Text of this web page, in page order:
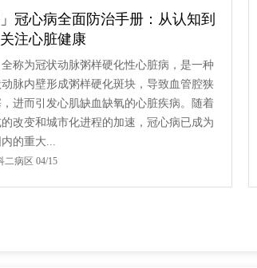
」冠心病全面防治手册：从认知到
注心脏健康
称为冠状动脉粥样硬化性心脏病，是一种
脉内壁形成粥样硬化斑块，导致血管腔狭
进而引发心肌缺血缺氧的心脏疾病。随着
改变和城市化进程的加速，冠心病已成为
的重大...
二病区 04/15